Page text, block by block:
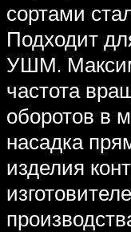
сортами
Подходит
УШМ.
частота
оборотов в
насадка
изделия